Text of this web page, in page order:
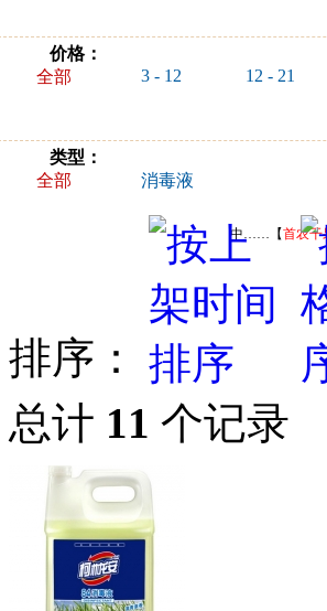
价格：
全部
3 - 12 12 - 21
类型：
全部
消毒液
中……【首农干
排序：
总计 11 个记录